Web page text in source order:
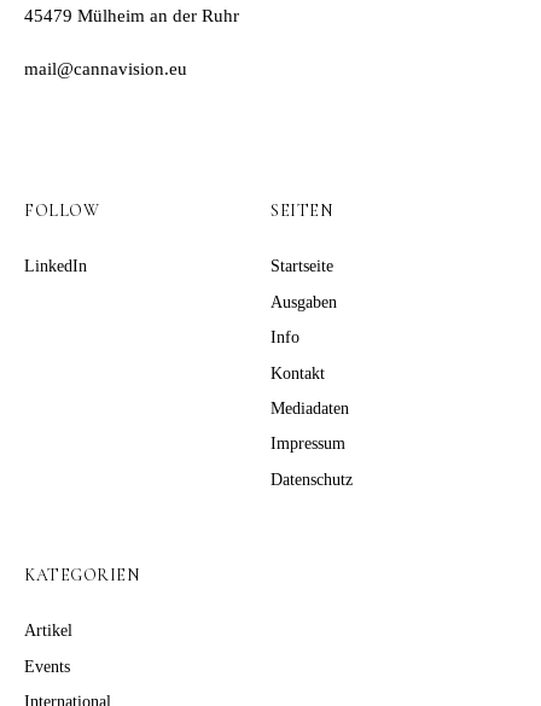
45479 Mülheim an der Ruhr
mail@cannavision.eu
FOLLOW
LinkedIn
SEITEN
Startseite
Ausgaben
Info
Kontakt
Mediadaten
Impressum
Datenschutz
KATEGORIEN
Artikel
Events
International